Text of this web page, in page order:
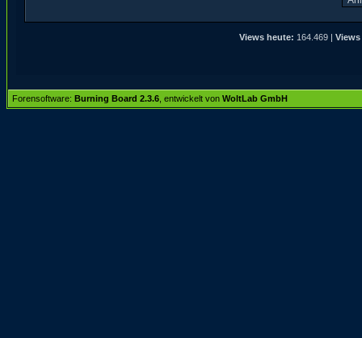
Views heute: 164.469 |
Forensoftware: Burning Board 2.3.6 , entwickelt von WoltLab GmbH